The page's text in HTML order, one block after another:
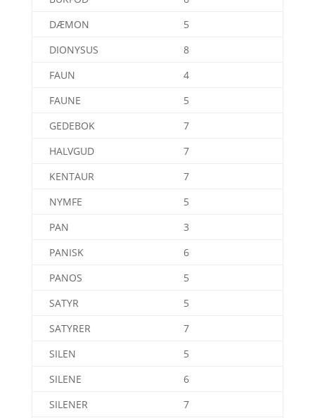
DÆMON
5
DIONYSUS
8
FAUN
4
FAUNE
5
GEDEBOK
7
HALVGUD
7
KENTAUR
7
NYMFE
5
PAN
3
PANISK
6
PANOS
5
SATYR
5
SATYRER
7
SILEN
5
SILENE
6
SILENER
7